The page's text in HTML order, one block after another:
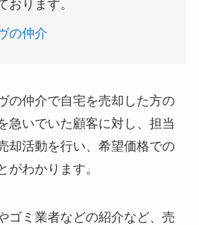
おります。
の仲介
の仲介で自宅を売却した方の
急いでいた顧客に対し、担当
却活動を行い、希望価格での
がわかります。
ゴミ業者などの紹介など、売